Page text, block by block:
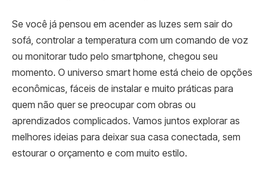
Se você já pensou em acender as luzes sem sair do
sofá, controlar a temperatura com um comando de voz
ou monitorar tudo pelo smartphone, chegou seu
momento. O universo smart home está cheio de opções
econômicas, fáceis de instalar e muito práticas para
quem não quer se preocupar com obras ou
aprendizados complicados. Vamos juntos explorar as
melhores ideias para deixar sua casa conectada, sem
estourar o orçamento e com muito estilo.